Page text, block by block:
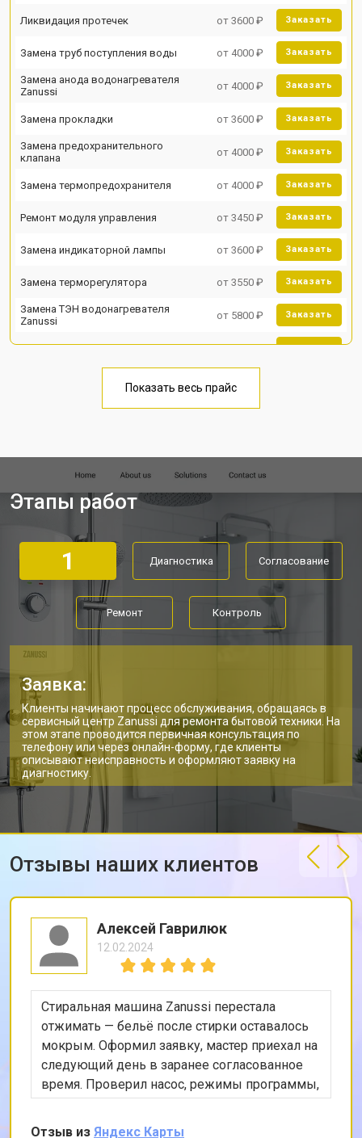
Ликвидация протечек от 3600 ₽ Заказать
Замена труб поступления воды от 4000 ₽ Заказать
Замена анода водонагревателя
Zanussi
от 4000 ₽ Заказать
Замена прокладки от 3600 ₽ Заказать
Замена предохранительного
клапана
от 4000 ₽ Заказать
Замена термопредохранителя от 4000 ₽ Заказать
Ремонт модуля управления от 3450 ₽ Заказать
Замена индикаторной лампы от 3600 ₽ Заказать
Замена терморегулятора от 3550 ₽ Заказать
Замена ТЭН водонагревателя
Zanussi
от 5800 ₽ Заказать
Замена клапана давления от 3990 ₽ Заказать
от 3590 ₽
Ремонт/замена датчика
Ремонт платы управления
от 5250 ₽
Замена платы управления
Замена мембраны от 3749 ₽ Заказать
Показать весь прайс
Этапы работ
1 Диагностика Согласование
Ремонт Контроль
Заявка:
Клиенты начинают процесс обслуживания, обращаясь в
сервисный центр Zanussi для ремонта бытовой техники. На
этом этапе проводится первичная консультация по
телефону или через онлайн-форму, где клиенты
описывают неисправность и оформляют заявку на
диагностику.
Отзывы наших клиентов
Алексей Гаврилюк
12.02.2024
Стиральная машина Zanussi перестала
отжимать — бельё после стирки оставалось
мокрым. Оформил заявку, мастер приехал на
следующий день в заранее согласованное
время. Проверил насос, режимы программы,
снял заднюю панель и показал, что ремень
частично порвался и проскальзывал.
Отзыв из Яндекс Карты